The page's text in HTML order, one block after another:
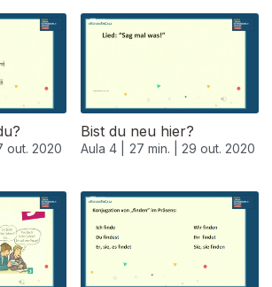
out. 2020
Bist du neu hier?
Aula 4 | 27 min. | 29 out. 2020